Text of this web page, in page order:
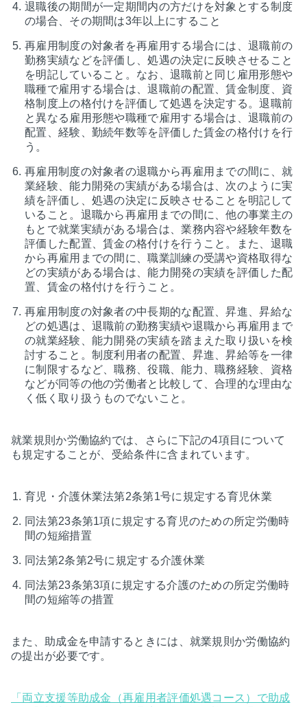
退職後の期間が一定期間内の方だけを対象とする制度
の場合、その期間は3年以上にすること
再雇用制度の対象者を再雇用する場合には、退職前の
勤務実績などを評価し、処遇の決定に反映させること
を明記していること。なお、退職前と同じ雇用形態や
職種で雇用する場合は、退職前の配置、賃金制度、資
格制度上の格付けを評価して処遇を決定する。退職前
と異なる雇用形態や職種で雇用する場合は、退職前の
配置、経験、勤続年数等を評価した賃金の格付けを行
う。
再雇用制度の対象者の退職から再雇用までの間に、就
業経験、能力開発の実績がある場合は、次のように実
績を評価し、処遇の決定に反映させることを明記して
いること。退職から再雇用までの間に、他の事業主の
もとで就業実績がある場合は、業務内容や経験年数を
評価した配置、賃金の格付けを行うこと。また、退職
から再雇用までの間に、職業訓練の受講や資格取得な
どの実績がある場合は、能力開発の実績を評価した配
置、賃金の格付けを行うこと。
再雇用制度の対象者の中長期的な配置、昇進、昇給な
どの処遇は、退職前の勤務実績や退職から再雇用まで
の就業経験、能力開発の実績を踏まえた取り扱いを検
討すること。制度利用者の配置、昇進、昇給等を一律
に制限するなど、職務、役職、能力、職務経験、資格
などが同等の他の労働者と比較して、合理的な理由な
く低く取り扱うものでないこと。
就業規則か労働協約では、さらに下記の4項目について
も規定することが、受給条件に含まれています。
育児・介護休業法第2条第1号に規定する育児休業
同法第23条第1項に規定する育児のための所定労働時
間の短縮措置
同法第2条第2号に規定する介護休業
同法第23条第3項に規定する介護のための所定労働時
間の短縮等の措置
また、助成金を申請するときには、就業規則か労働協約
の提出が必要です。
「両立支援等助成金（再雇用者評価処遇コース）で助成